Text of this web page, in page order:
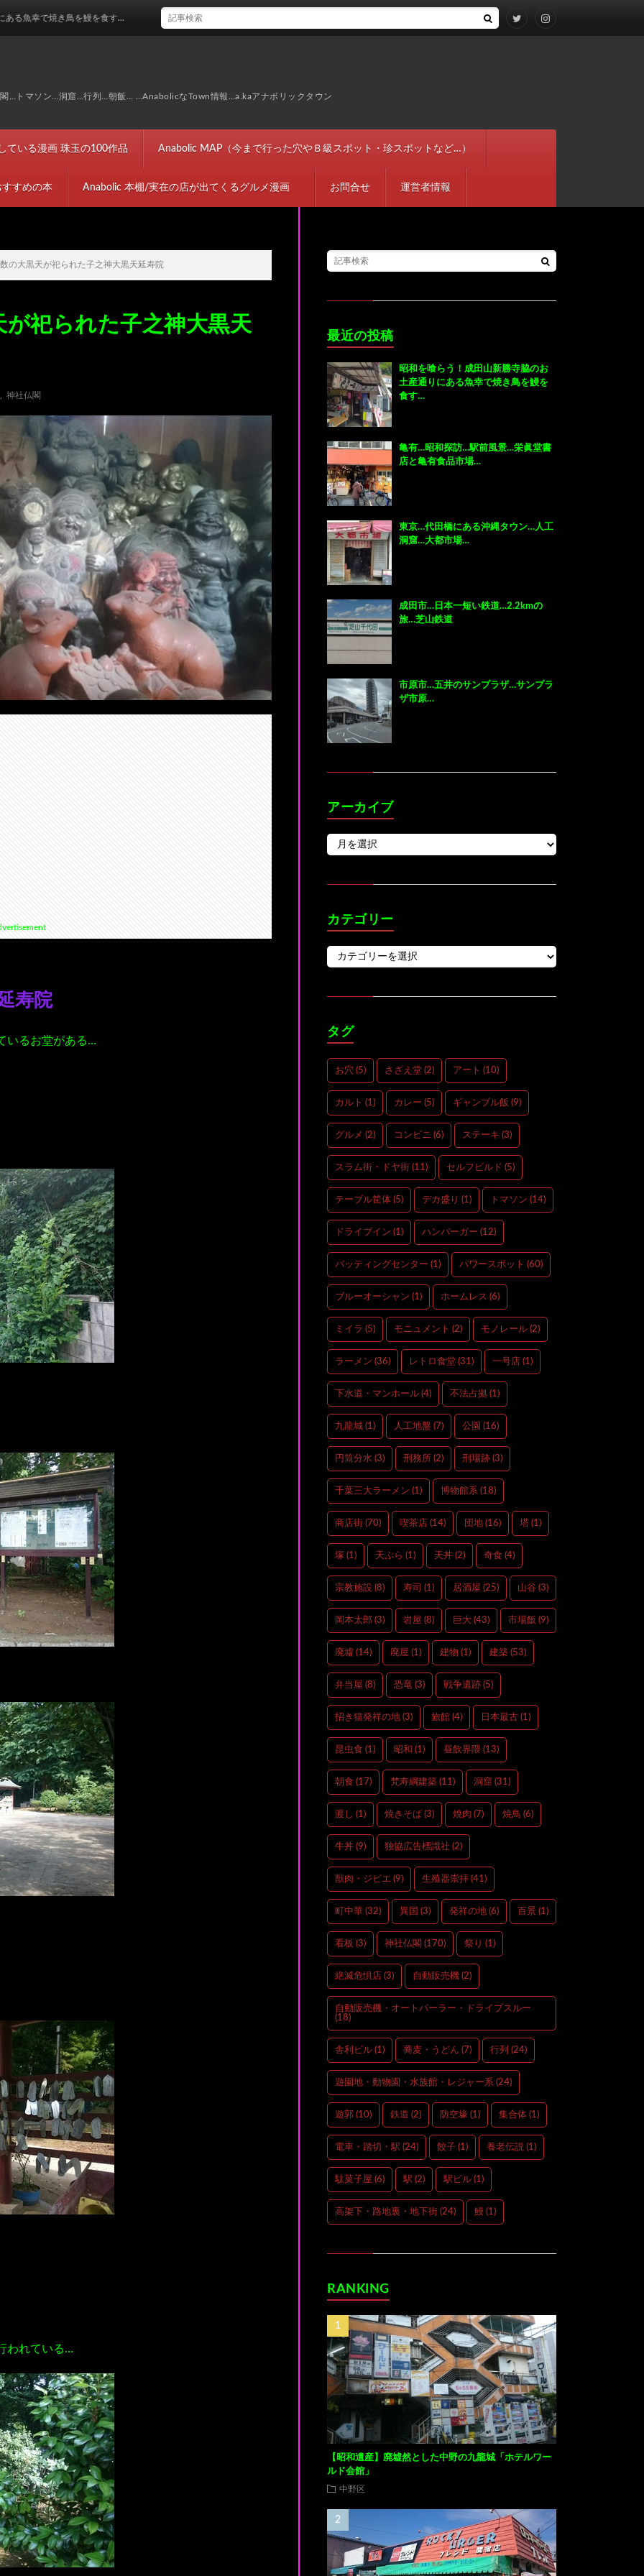
…トマソン…洞窟…行列…朝飯… …AnabolicなTown情報…a.kaアナボリックタウン
ている漫画 珠玉の100作品 Anabolic MAP（今まで行った穴やＢ級スポット・珍スポットなど…）
すめの本 Anabolic 本棚/実在の店が出てくるグルメ漫画 お問合せ 運営者情報
を鰻を食す…
の大黒天が祀られた子之神大黒天延寿院
祀られた子之神大黒天
神社仏閣
寿院
いるお堂がある…
われている…
最近の投稿
昭和を喰らう！成田山新勝寺脇のお
土産通りにある魚幸で焼き鳥を鰻を
食す…
亀有…昭和探訪…駅前風景…栄眞堂書
店と亀有食品市場…
東京…代田橋にある沖縄タウン…人工
洞窟…大都市場…
成田市…日本一短い鉄道…2.2kmの
旅…芝山鉄道
市原市…五井のサンプラザ…サンプラ
ザ市原…
アーカイブ
カテゴリー
タグ
お穴 (5) さざえ堂 (2) アート (10)
カルト (1) カレー (5) ギャンブル飯 (9)
グルメ (2) コンビニ (6) ステーキ (3)
スラム街・ドヤ街 (11) セルフビルド (5)
テーブル筐体 (5) デカ盛り (1) トマソン (14)
ドライブイン (1) ハンバーガー (12)
バッティングセンター (1) パワースポット (60)
ブルーオーシャン (1) ホームレス (6)
ミイラ (5) モニュメント (2) モノレール (2)
ラーメン (36) レトロ食堂 (31) 一号店 (1)
下水道・マンホール (4) 不法占拠 (1)
九龍城 (1) 人工地盤 (7) 公園 (16)
円筒分水 (3) 刑務所 (2) 刑場跡 (3)
千葉三大ラーメン (1) 博物館系 (18)
商店街 (70) 喫茶店 (14) 団地 (16) 塔 (1)
塚 (1) 天ぷら (1) 天丼 (2) 奇食 (4)
宗教施設 (8) 寿司 (1) 居酒屋 (25) 山谷 (3)
岡本太郎 (3) 岩屋 (8) 巨大 (43) 市場飯 (9)
廃墟 (14) 廃屋 (1) 建物 (1) 建築 (53)
弁当屋 (8) 恐竜 (3) 戦争遺跡 (5)
招き猫発祥の地 (3) 旅館 (4) 日本最古 (1)
昆虫食 (1) 昭和 (1) 昼飲界隈 (13)
朝食 (17) 梵寿綱建築 (11) 洞窟 (31)
渡し (1) 焼きそば (3) 焼肉 (7) 焼鳥 (6)
牛丼 (9) 独協広告標識社 (2)
獣肉・ジビエ (9) 生殖器崇拝 (41)
町中華 (32) 異国 (3) 発祥の地 (6) 百景 (1)
看板 (3) 神社仏閣 (170) 祭り (1)
絶滅危惧店 (3) 自動販売機 (2)
自動販売機・オートパーラー・ドライブスルー
(18)
舎利ビル (1) 蕎麦・うどん (7) 行列 (24)
遊園地・動物園・水族館・レジャー系 (24)
遊郭 (10) 鉄道 (2) 防空壕 (1) 集合体 (1)
電車・踏切・駅 (24) 餃子 (1) 養老伝説 (1)
駄菓子屋 (6) 駅 (2) 駅ビル (1)
高架下・路地裏・地下街 (24) 鰻 (1)
RANKING
【昭和遺産】廃墟然とした中野の九龍城「ホテルワー
ルド会館」
中野区